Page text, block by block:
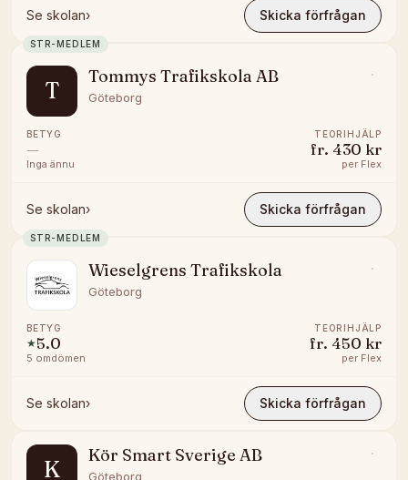
Se skolan› Skicka förfrågan
STR-MEDLEM
T
Tommys Trafikskola AB
Göteborg
BETYG
—
Inga ännu
TEORIHJÄLP
fr. 430 kr
per Flex
Se skolan› Skicka förfrågan
STR-MEDLEM
Wieselgrens Trafikskola
Göteborg
BETYG
★5.0
5 omdömen
TEORIHJÄLP
fr. 450 kr
per Flex
Se skolan› Skicka förfrågan
K
Kör Smart Sverige AB
Göteborg